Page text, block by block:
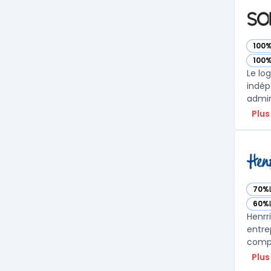
100%
—
100%
—
Le
70%
—
60%
—